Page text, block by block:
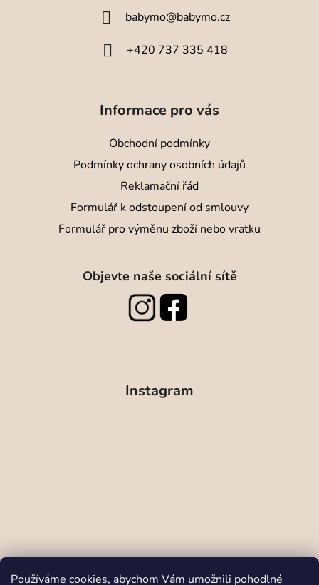
Používáme cookies, abychom Vám umožnili pohodlné
babymo@babymo.cz
+420 737 335 418
Informace pro vás
Obchodní podmínky
Podmínky ochrany osobních údajů
Reklamační řád
Formulář k odstoupení od smlouvy
Formulář pro výměnu zboží nebo vratku
Objevte naše sociální sítě
Instagram
Sledovat na Instagramu